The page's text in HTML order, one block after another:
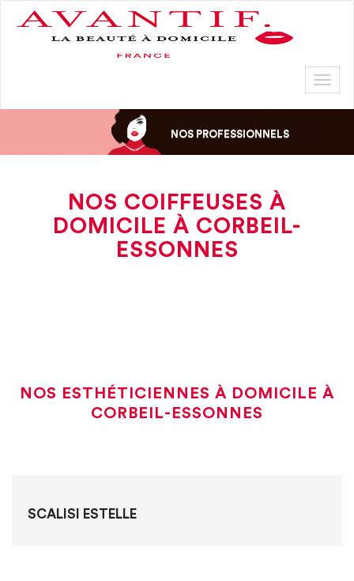
NOS PROFESSIONNELS
NOS COIFFEUSES À
DOMICILE À CORBEIL-
ESSONNES
NOS ESTHÉTICIENNES À DOMICILE À
CORBEIL-ESSONNES
SCALISI ESTELLE